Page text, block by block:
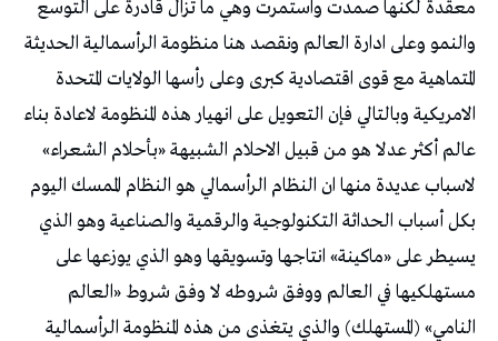
معقدة لكنها صمدت واستمرت وهي ما تزال قادرة على التوسع
والنمو وعلى ادارة العالم ونقصد هنا منظومة الرأسمالية الحديثة
المتماهية مع قوى اقتصادية كبرى وعلى رأسها الولايات المتحدة
الامريكية وبالتالي فإن التعويل على انهيار هذه المنظومة لاعادة بناء
عالم أكثر عدلا هو من قبيل الاحلام الشبيهة «بأحلام الشعراء»
لاسباب عديدة منها ان النظام الرأسمالي هو النظام الممسك اليوم
بكل أسباب الحداثة التكنولوجية والرقمية والصناعية وهو الذي
يسيطر على «ماكينة» انتاجها وتسويقها وهو الذي يوزعها على
مستهلكيها في العالم ووفق شروطه لا وفق شروط «العالم
النامي» (المستهلك) والذي يتغذى من هذه المنظومة الرأسمالية